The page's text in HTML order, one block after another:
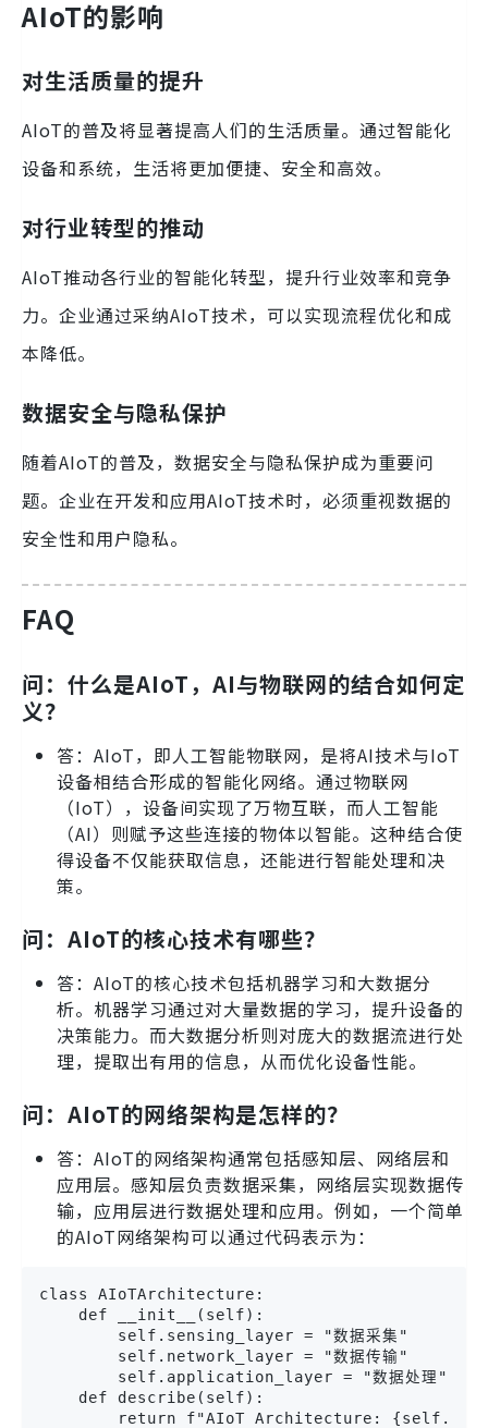
AIoT的影响
对生活质量的提升
AIoT的普及将显著提高人们的生活质量。通过智能化
设备和系统，生活将更加便捷、安全和高效。
对行业转型的推动
AIoT推动各行业的智能化转型，提升行业效率和竞争
力。企业通过采纳AIoT技术，可以实现流程优化和成
本降低。
数据安全与隐私保护
随着AIoT的普及，数据安全与隐私保护成为重要问
题。企业在开发和应用AIoT技术时，必须重视数据的
安全性和用户隐私。
FAQ
问：什么是AIoT，AI与物联网的结合如何定
义？
答：AIoT，即人工智能物联网，是将AI技术与IoT
设备相结合形成的智能化网络。通过物联网
（IoT），设备间实现了万物互联，而人工智能
（AI）则赋予这些连接的物体以智能。这种结合使
得设备不仅能获取信息，还能进行智能处理和决
策。
问：AIoT的核心技术有哪些？
答：AIoT的核心技术包括机器学习和大数据分
析。机器学习通过对大量数据的学习，提升设备的
决策能力。而大数据分析则对庞大的数据流进行处
理，提取出有用的信息，从而优化设备性能。
问：AIoT的网络架构是怎样的？
答：AIoT的网络架构通常包括感知层、网络层和
应用层。感知层负责数据采集，网络层实现数据传
输，应用层进行数据处理和应用。例如，一个简单
的AIoT网络架构可以通过代码表示为：
class AIoTArchitecture:
    def __init__(self):
        self.sensing_layer = "数据采集"
        self.network_layer = "数据传输"
        self.application_layer = "数据处理"
    def describe(self):
return f"AIoT Architecture: